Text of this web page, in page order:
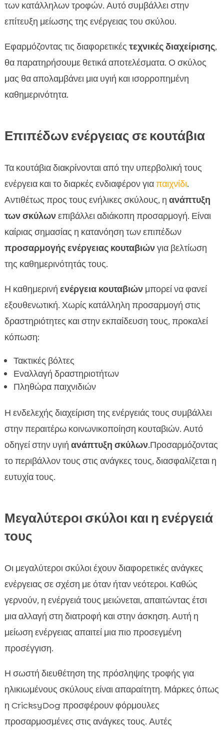
των κατάλληλων τροφών. Αυτό συμβάλλει στην
επίτευξη μείωσης της ενέργειας του σκύλου.
Εφαρμόζοντας τις διαφορετικές τεχνικές διαχείρισης,
θα παρατηρήσουμε θετικά αποτελέσματα. Ο σκύλος
μας θα απολαμβάνει μια υγιή και ισορροπημένη
καθημερινότητα.
Επιπέδων ενέργειας σε κουτάβια
Τα κουτάβια διακρίνονται από την υπερβολική τους
ενέργεια και το διαρκές ενδιαφέρον γιαπαιχνίδι.
Αντιθέτως προς τους ενήλικες σκύλους, η ανάπτυξη
των σκύλωνεπιβάλλει αδιάκοπη προσαρμογή. Είναι
καίριας σημασίας η κατανόηση των επιπέδων
προσαρμογής ενέργειας κουταβιώνγια βελτίωση
της καθημερινότητάς τους.
Η καθημερινή ενέργεια κουταβιώνμπορεί να φανεί
εξουθενωτική. Χωρίς κατάλληλη προσαρμογή στις
δραστηριότητες και στην εκπαίδευση τους, προκαλεί
κόπωση:
Τακτικές βόλτες
Εναλλαγή δραστηριοτήτων
Πληθώρα παιχνιδιών
Η ενδελεχής διαχείριση της ενέργειάς τους συμβάλλει
στην περαιτέρω κοινωνικοποίηση κουταβιών. Αυτό
οδηγεί στην υγιή ανάπτυξη σκύλων.Προσαρμόζοντας
το περιβάλλον τους στις ανάγκες τους, διασφαλίζεται η
ευτυχία τους.
Μεγαλύτεροι σκύλοι και η ενέργειά
τους
Οι μεγαλύτεροι σκύλοι έχουν διαφορετικές ανάγκες
ενέργειας σε σχέση με όταν ήταν νεότεροι. Καθώς
γερνούν, η ενέργειά τους μειώνεται, απαιτώντας έτσι
μια αλλαγή στη διατροφή και στην άσκηση. Αυτή η
μείωση ενέργειας απαιτεί μια πιο προσεγμένη
προσέγγιση.
Η σωστή διευθέτηση της πρόσληψης τροφής για
ηλικιωμένους σκύλους είναι απαραίτητη. Μάρκες όπως
η CricksyDog προσφέρουν φόρμουλες
προσαρμοσμένες στις ανάγκες τους. Αυτές